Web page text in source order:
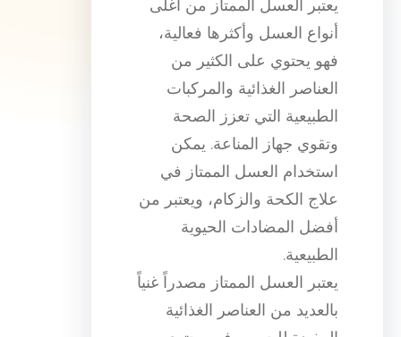
يعتبر العسل الممتاز من أغلى
أنواع العسل وأكثرها فعالية،
فهو يحتوي على الكثير من
العناصر الغذائية والمركبات
الطبيعية التي تعزز الصحة
وتقوي جهاز المناعة. يمكن
استخدام العسل الممتاز في
علاج الكحة والزكام، ويعتبر من
أفضل المضادات الحيوية
الطبيعية.
يعتبر العسل الممتاز مصدراً غنياً
بالعديد من العناصر الغذائية